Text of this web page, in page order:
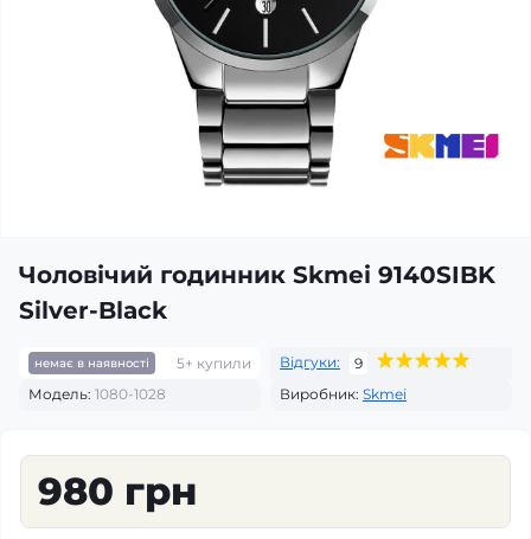
Чоловічий годинник Skmei 9140SIBK
Silver-Black
немає в наявності 5+ купили Відгуки:
9
Модель: 1080-1028 Виробник: Skmei
980 грн